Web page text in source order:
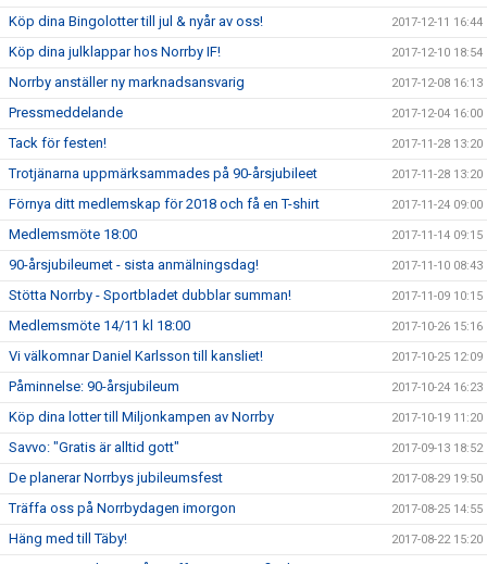
Köp dina Bingolotter till jul & nyår av oss! 2017-12-11 16:44
Köp dina julklappar hos Norrby IF! 2017-12-10 18:54
Norrby anställer ny marknadsansvarig 2017-12-08 16:13
Pressmeddelande 2017-12-04 16:00
Tack för festen! 2017-11-28 13:20
Trotjänarna uppmärksammades på 90-årsjubileet 2017-11-28 13:20
Förnya ditt medlemskap för 2018 och få en T-shirt 2017-11-24 09:00
Medlemsmöte 18:00 2017-11-14 09:15
90-årsjubileumet - sista anmälningsdag! 2017-11-10 08:43
Stötta Norrby - Sportbladet dubblar summan! 2017-11-09 10:15
Medlemsmöte 14/11 kl 18:00 2017-10-26 15:16
Vi välkomnar Daniel Karlsson till kansliet! 2017-10-25 12:09
Påminnelse: 90-årsjubileum 2017-10-24 16:23
Köp dina lotter till Miljonkampen av Norrby 2017-10-19 11:20
Savvo: "Gratis är alltid gott" 2017-09-13 18:52
De planerar Norrbys jubileumsfest 2017-08-29 19:50
Träffa oss på Norrbydagen imorgon 2017-08-25 14:55
Häng med till Täby! 2017-08-22 15:20